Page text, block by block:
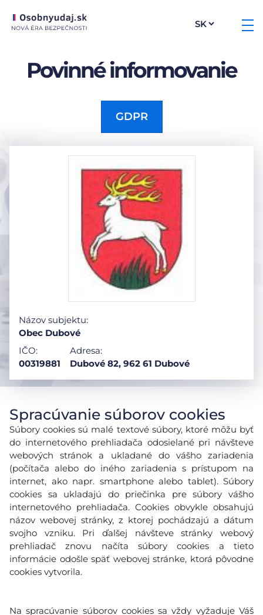
Povinné informovanie
GDPR
Názov subjektu:
Obec Dubové
IČO:
00319881
Adresa:
Dubové 82, 962 61 Dubové
Spracúvanie súborov cookies
Súbory cookies sú malé textové súbory, ktoré môžu byť
do internetového prehliadača odosielané pri návšteve
webových stránok a ukladané do vášho zariadenia
(počítača alebo do iného zariadenia s prístupom na
internet, ako napr. smartphone alebo tablet). Súbory
cookies sa ukladajú do priečinka pre súbory vášho
internetového prehliadača. Cookies obvykle obsahujú
názov webovej stránky, z ktorej pochádzajú a dátum
svojho vzniku. Pri ďalšej návšteve stránky webový
prehliadač znovu načíta súbory cookies a tieto
informácie odošle späť webovej stránke, ktorá pôvodne
cookies vytvorila.
Na spracúvanie súborov cookies sa vždy vyžaduje Váš